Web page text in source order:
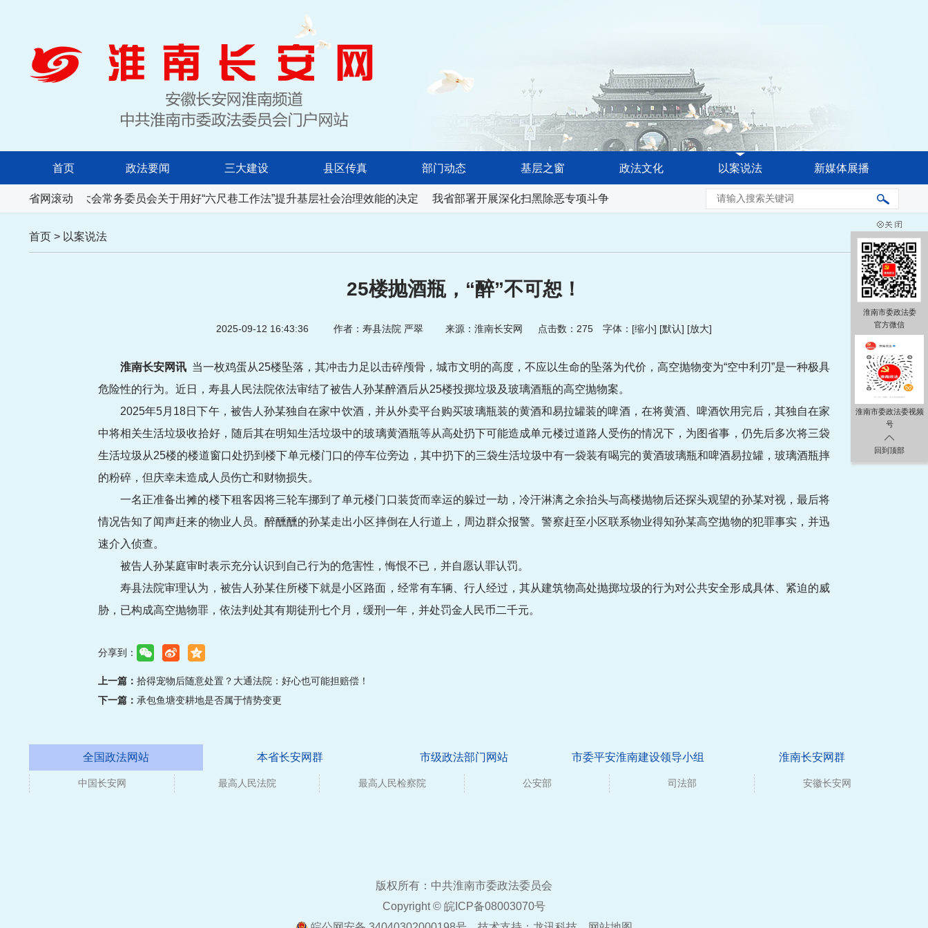
首页 政法要闻 三大建设 县区传真 部门动态 基层之窗 政法文化 以案说法 新媒体展播
省网滚动
徽省人民代表大会常务委员会关于用好“六尺巷工作法”提升基层社会治理效能的决定 我省部署开展深化扫黑除恶专项斗争 省委常委会会议强调 奋力推进公安工作现代化 更好促进高水
首页 > 以案说法
25楼抛酒瓶，“醉”不可恕！
2025-09-12 16:43:36 作者：寿县法院 严翠 来源：淮南长安网 点击数： 275 字体：[缩小] [默认] [放大]
淮南长安网讯 当一枚鸡蛋从25楼坠落，其冲击力足以击碎颅骨，城市文明的高度，不应以生命的坠落为代价，高空抛物变为“空中利刃”是一种极具
危险性的行为。近日，寿县人民法院依法审结了被告人孙某醉酒后从25楼投掷垃圾及玻璃酒瓶的高空抛物案。
2025年5月18日下午，被告人孙某独自在家中饮酒，并从外卖平台购买玻璃瓶装的黄酒和易拉罐装的啤酒，在将黄酒、啤酒饮用完后，其独自在家
中将相关生活垃圾收拾好，随后其在明知生活垃圾中的玻璃黄酒瓶等从高处扔下可能造成单元楼过道路人受伤的情况下，为图省事，仍先后多次将三袋
生活垃圾从25楼的楼道窗口处扔到楼下单元楼门口的停车位旁边，其中扔下的三袋生活垃圾中有一袋装有喝完的黄酒玻璃瓶和啤酒易拉罐，玻璃酒瓶摔
的粉碎，但庆幸未造成人员伤亡和财物损失。
一名正准备出摊的楼下租客因将三轮车挪到了单元楼门口装货而幸运的躲过一劫，冷汗淋漓之余抬头与高楼抛物后还探头观望的孙某对视，最后将
情况告知了闻声赶来的物业人员。醉醺醺的孙某走出小区摔倒在人行道上，周边群众报警。警察赶至小区联系物业得知孙某高空抛物的犯罪事实，并迅
速介入侦查。
被告人孙某庭审时表示充分认识到自己行为的危害性，悔恨不已，并自愿认罪认罚。
寿县法院审理认为，被告人孙某住所楼下就是小区路面，经常有车辆、行人经过，其从建筑物高处抛掷垃圾的行为对公共安全形成具体、紧迫的威
胁，已构成高空抛物罪，依法判处其有期徒刑七个月，缓刑一年，并处罚金人民币二千元。
分享到：
上一篇： 拾得宠物后随意处置？大通法院：好心也可能担赔偿！
下一篇： 承包鱼塘变耕地是否属于情势变更
全国政法网站 本省长安网群 市级政法部门网站 市委平安淮南建设领导小组 淮南长安网群
媒体
中国长安网 最高人民法院 最高人民检察院 公安部 司法部 安徽长安网
版权所有：中共淮南市委政法委员会
Copyright © 皖ICP备08003070号
淮南市委政法委
官方微信
淮南市委政法委视频
号
回到顶部